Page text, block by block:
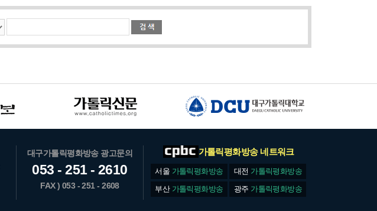
대구가톨릭평화방송 광고문의
053 - 251 - 2610
FAX ) 053 - 251 - 2608
가톨릭평화방송 네트워크
서울 가톨릭평화방송 대전 가톨릭평화방송
부산 가톨릭평화방송 광주 가톨릭평화방송